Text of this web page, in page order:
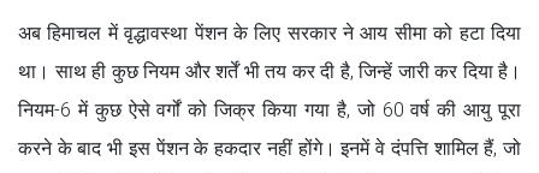
अब हिमाचल में वृद्धावस्था पेंशन के लिए सरकार ने आय सीमा को हटा दिया
था। साथ ही कुछ नियम और शर्तें भी तय कर दी है, जिन्हें जारी कर दिया है।
नियम-6 में कुछ ऐसे वर्गों को जिक्र किया गया है, जो 60 वर्ष की आयु पूरा
करने के बाद भी इस पेंशन के हकदार नहीं होंगे। इनमें वे दंपत्ति शामिल हैं, जो